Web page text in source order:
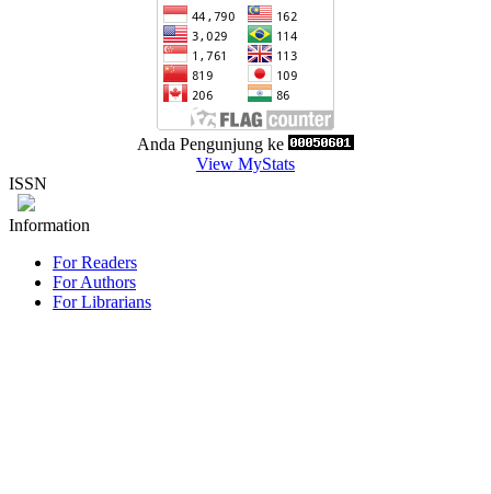
Anda Pengunjung ke
View MyStats
ISSN
Information
For Readers
For Authors
For Librarians